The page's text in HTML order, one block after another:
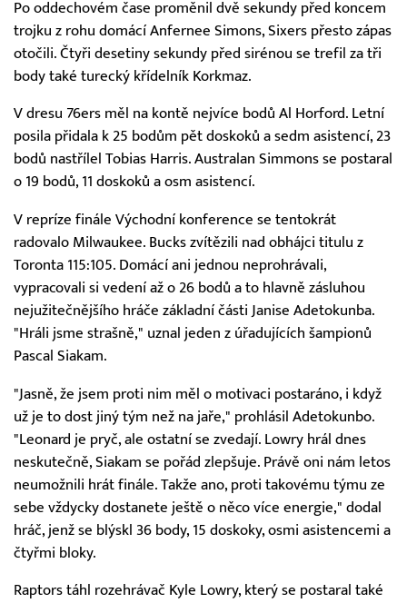
Po oddechovém čase proměnil dvě sekundy před koncem
trojku z rohu domácí Anfernee Simons, Sixers přesto zápas
otočili. Čtyři desetiny sekundy před sirénou se trefil za tři
body také turecký křídelník Korkmaz.
V dresu 76ers měl na kontě nejvíce bodů Al Horford. Letní
posila přidala k 25 bodům pět doskoků a sedm asistencí, 23
bodů nastřílel Tobias Harris. Australan Simmons se postaral
o 19 bodů, 11 doskoků a osm asistencí.
V repríze finále Východní konference se tentokrát
radovalo Milwaukee. Bucks zvítězili nad obhájci titulu z
Toronta 115:105. Domácí ani jednou neprohrávali,
vypracovali si vedení až o 26 bodů a to hlavně zásluhou
nejužitečnějšího hráče základní části Janise Adetokunba.
"Hráli jsme strašně," uznal jeden z úřadujících šampionů
Pascal Siakam.
"Jasně, že jsem proti nim měl o motivaci postaráno, i když
už je to dost jiný tým než na jaře," prohlásil Adetokunbo.
"Leonard je pryč, ale ostatní se zvedají. Lowry hrál dnes
neskutečně, Siakam se pořád zlepšuje. Právě oni nám letos
neumožnili hrát finále. Takže ano, proti takovému týmu ze
sebe vždycky dostanete ještě o něco více energie," dodal
hráč, jenž se blýskl 36 body, 15 doskoky, osmi asistencemi a
čtyřmi bloky.
Raptors táhl rozehrávač Kyle Lowry, který se postaral také